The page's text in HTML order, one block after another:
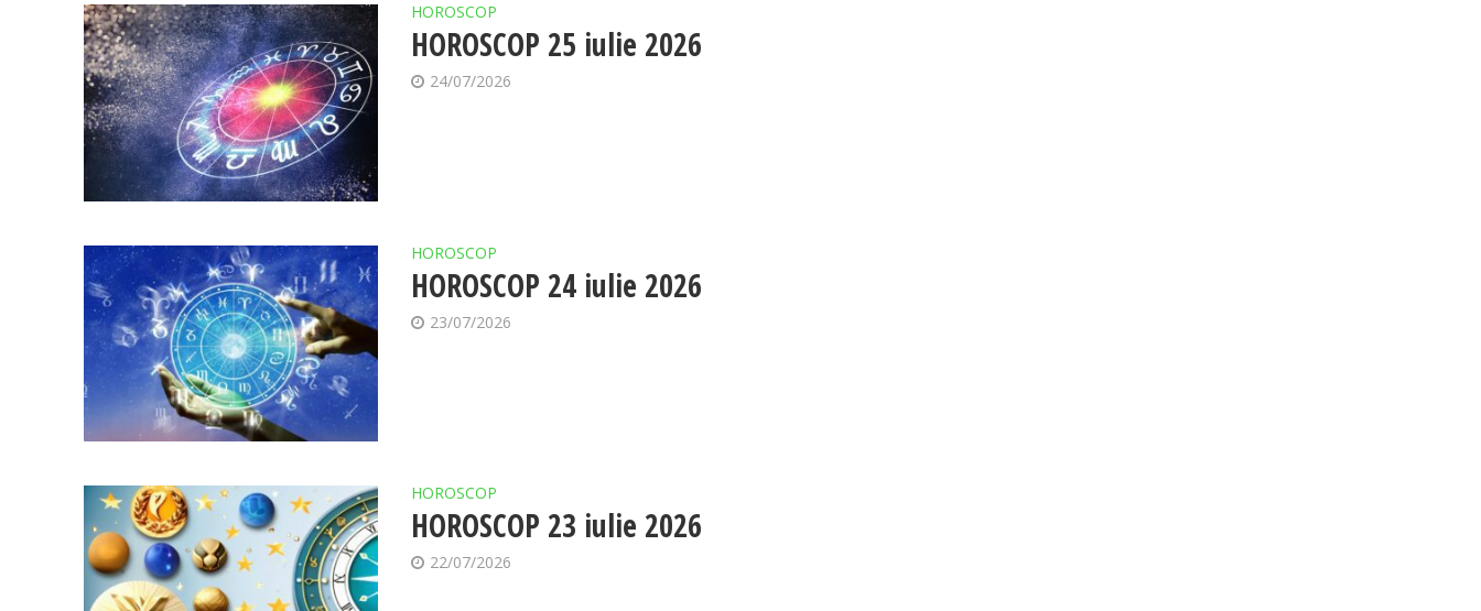
HOROSCOP
HOROSCOP 25 iulie 2026
24/07/2026
HOROSCOP
HOROSCOP 24 iulie 2026
23/07/2026
HOROSCOP
HOROSCOP 23 iulie 2026
22/07/2026